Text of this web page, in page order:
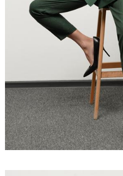
ოქროსფერი კანი და
მოვამზადოთ სწორად
რჩევები "შეფმაისტერის"
Faceამბები